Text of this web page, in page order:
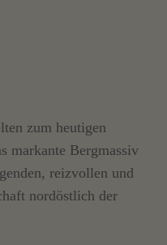
zum heutigen
markante Bergmassiv
reizvollen und
nordöstlich der